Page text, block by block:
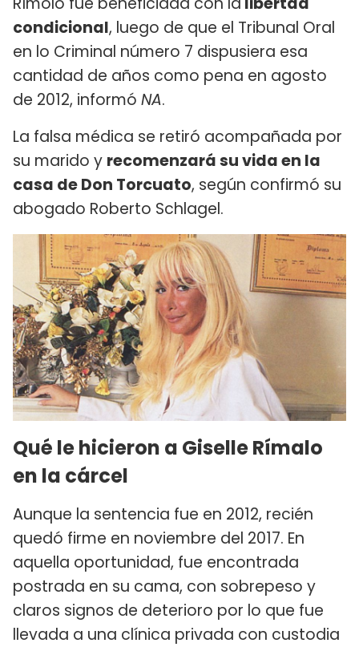
condicional, luego de que el Tribunal Oral
en lo Criminal número 7 dispusiera esa
cantidad de años como pena en agosto
de 2012, informó NA.
La falsa médica se retiró acompañada por
su marido y recomenzará su vida en la
casa de Don Torcuato, según confirmó su
abogado Roberto Schlagel.
Qué le hicieron a Giselle Rímalo
en la cárcel
Aunque la sentencia fue en 2012, recién
quedó firme en noviembre del 2017. En
aquella oportunidad, fue encontrada
postrada en su cama, con sobrepeso y
claros signos de deterioro por lo que fue
llevada a una clínica privada con custodia